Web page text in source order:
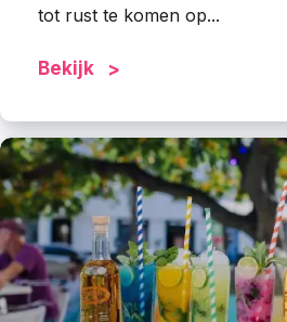
tot rust te komen op...
Bekijk